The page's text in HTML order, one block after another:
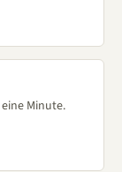
Minute.